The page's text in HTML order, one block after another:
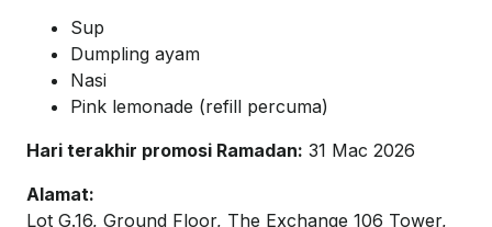
Sup
Dumpling ayam
Nasi
Pink lemonade (refill percuma)
Hari terakhir promosi Ramadan: 31 Mac 2026
Alamat:
Lot G.16, Ground Floor, The Exchange 106 Tower,